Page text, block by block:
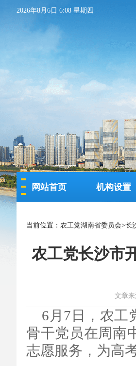
2026年8月6日 6:08 星期四
网站首页 机构设置
当前位置： 农工党湖南省委员会>长
农工党长沙市
文章
6月7日，农工
骨干党员在周南
志愿服务，为高